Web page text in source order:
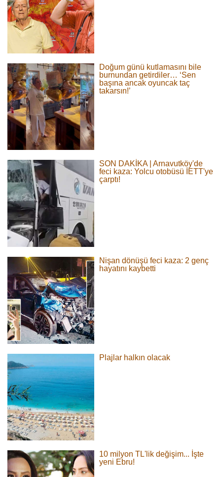
Doğum günü kutlamasını bile
burnundan getirdiler… ‘Sen
başına ancak oyuncak taç
takarsın!’
SON DAKİKA | Arnavutköy'de
feci kaza: Yolcu otobüsü İETT'ye
çarptı!
Nişan dönüşü feci kaza: 2 genç
hayatını kaybetti
Plajlar halkın olacak
10 milyon TL'lik değişim... İşte
yeni Ebru!